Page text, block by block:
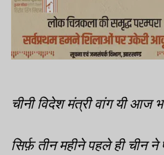
चीनी विदेश मंत्री वांग यी आज
सिर्फ़ तीन महीने पहले ही चीन